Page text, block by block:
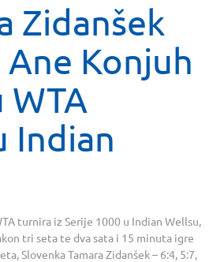
Zidanšek
Konjuh
WTA
Indian
turnira iz Serije 1000 u Indian Wellsu,
tri seta te dva sata i 15 minuta igre
Slovenka Tamara Zidanšek – 6:4, 5:7,